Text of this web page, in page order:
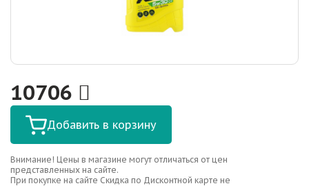
10706
Добавить в корзину
Внимание! Цены в магазине могут отличаться от цен
представленных на сайте.
При покупке на сайте Скидка по Дисконтной карте не